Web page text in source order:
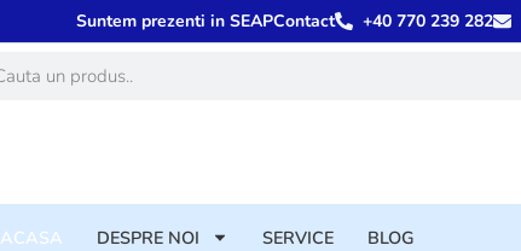
+40 770 239 282
Suntem prezenti in SEAPContact
ACASA DESPRE NOI SERVICE BLOG